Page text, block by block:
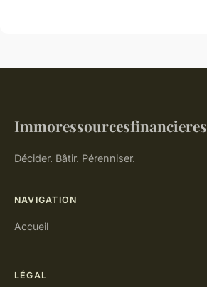
Immoressourcesfinancieres
Décider. Bâtir. Pérenniser.
NAVIGATION
Accueil
LÉGAL